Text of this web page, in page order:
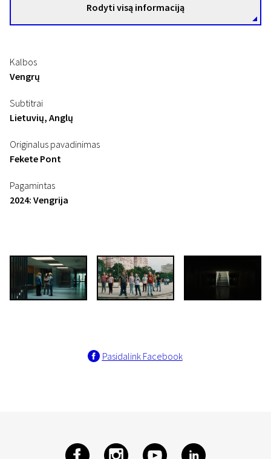
Rodyti visą informaciją
Kalbos
Vengrų
Subtitrai
Lietuvių, Anglų
Originalus pavadinimas
Fekete Pont
Pagamintas
2024: Vengrija
Pasidalink Facebook